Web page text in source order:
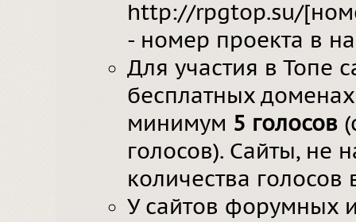
http://rpgtop.su/
- номер проекта в
Для участия в Топе
бесплатных
минимум 5 голосов
голосов). Сайты, не
количества
У сайтов форумных